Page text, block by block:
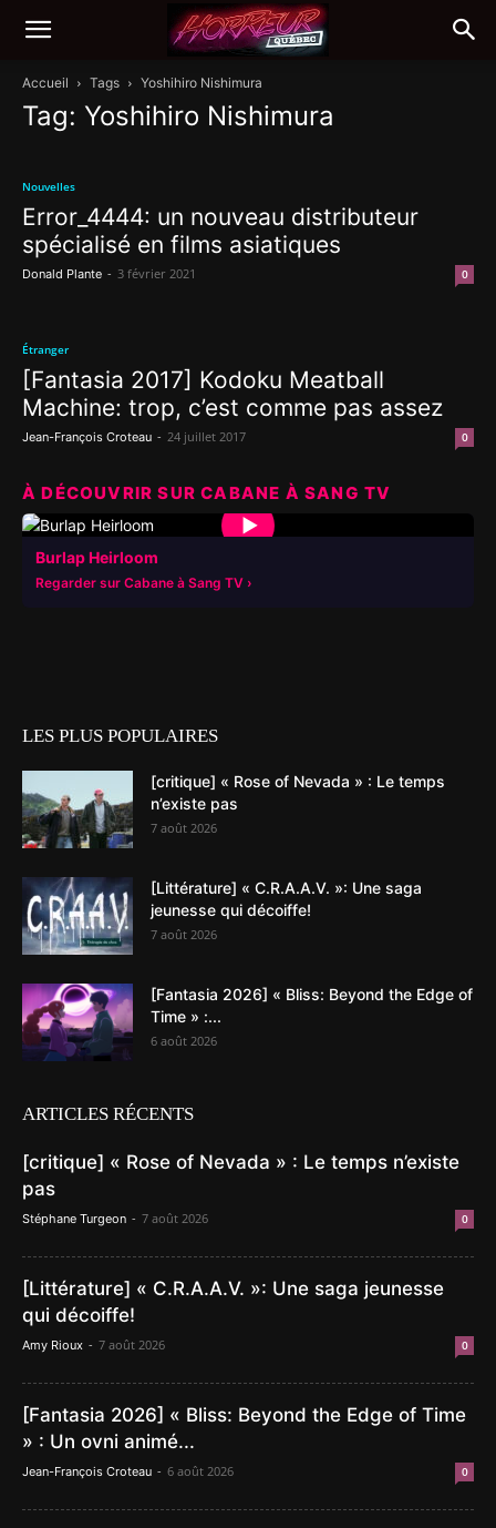
Accueil Tags Yoshihiro Nishimura
Tag: Yoshihiro Nishimura
Nouvelles
Error_4444: un nouveau distributeur
spécialisé en films asiatiques
Donald Plante - 3 février 2021 0
Étranger
[Fantasia 2017] Kodoku Meatball
Machine: trop, c’est comme pas assez
Jean-François Croteau - 24 juillet 2017 0
À DÉCOUVRIR SUR CABANE À SANG TV
▶
Burlap Heirloom
Regarder sur Cabane à Sang TV
LES PLUS POPULAIRES
[critique] « Rose of Nevada » : Le temps
n’existe pas
7 août 2026
[Littérature] « C.R.A.A.V. »: Une saga
jeunesse qui décoiffe!
7 août 2026
[Fantasia 2026] « Bliss: Beyond the Edge of
Time » :...
6 août 2026
ARTICLES RÉCENTS
[critique] « Rose of Nevada » : Le temps n’existe
pas
Stéphane Turgeon - 7 août 2026 0
[Littérature] « C.R.A.A.V. »: Une saga jeunesse
qui décoiffe!
Amy Rioux - 7 août 2026 0
[Fantasia 2026] « Bliss: Beyond the Edge of Time
» : Un ovni animé...
Jean-François Croteau - 6 août 2026 0